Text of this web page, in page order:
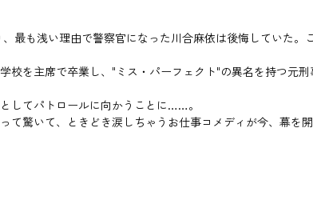
最も浅い理由で警察官になった川合麻依は後悔していた。
を主席で卒業し、"ミス・パーフェクト"の異名を持つ元
してパトロールに向かうことに……。
驚いて、ときどき涙しちゃうお仕事コメディが今、幕を開